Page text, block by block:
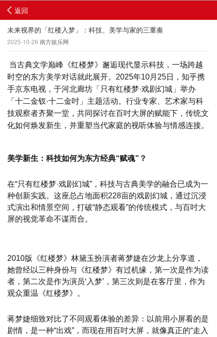
返回
未来视界的「红楼入梦」：科技、美学与家的三重奏
2025-10-26 南方娱乐网
当古典文学巅峰《红楼梦》邂逅现代显示科技，一场跨越
时空的东方美学对话就此展开。2025年10月25日，知乎携
手京东电视，于河北廊坊「只有红楼梦·戏剧幻城」举办
「十二金钗·十二金吋」主题活动。行业专家、艺术家与科
技观察者齐聚一堂，共同探讨在百吋大屏的赋能下，传统文
化如何焕发新生，并重塑当代家庭的视听体验与情感连接。
美学新生：科技如何为东方经典“赋魂”？
在“只有红楼梦·戏剧幻城”，科技与古典美学的融合已成为一
种创新实践。这座总占地面积228亩的戏剧幻城，通过沉浸
式演出和情景空间，打破“静态观看”的传统模式，与百吋大
屏的视觉革命不谋而合。
2010版《红楼梦》林黛玉扮演者蒋梦婕在沙龙上分享道，
她曾经以三种身份与《红楼梦》有过机缘，第一次是作为读
者，第二次是作为演员‘入梦’，第三次则是在客厅里，作为
观众重温《红楼梦》。
蒋梦婕细致对比了不同观看体验的差异：以前用小屏看的是
剧情，是一种“出戏”，而现在用百吋大屏，就像真正的“走入